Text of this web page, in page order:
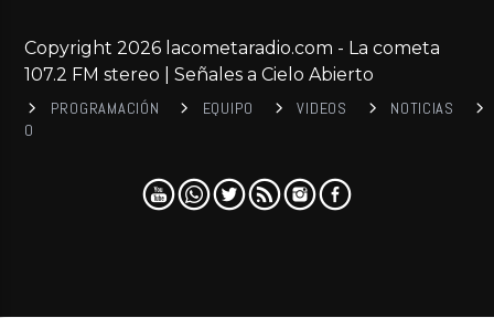
Copyright 2026 lacometaradio.com - La cometa
107.2 FM stereo | Señales a Cielo Abierto
PROGRAMACIÓN EQUIPO VIDEOS
NOTICIAS
0